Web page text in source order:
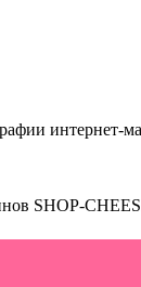
интернет-
SHOP-